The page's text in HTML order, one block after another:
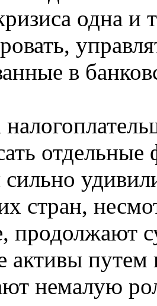
одна и
в
стран,
продолжают
активы
немалую